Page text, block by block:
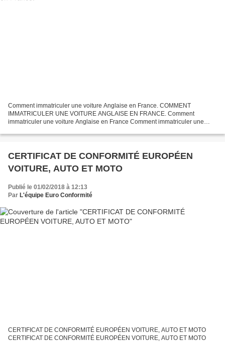
Comment immatriculer une voiture Anglaise en France. COMMENT
IMMATRICULER UNE VOITURE ANGLAISE EN FRANCE. Comment
immatriculer une voiture Anglaise en France Comment immatriculer une
CERTIFICAT DE CONFORMITÉ EUROPÉEN
VOITURE, AUTO ET MOTO
Publié le 01/02/2018 à 12:13
Par L'équipe Euro Conformité
CERTIFICAT DE CONFORMITÉ EUROPÉEN VOITURE, AUTO ET MOTO
CERTIFICAT DE CONFORMITÉ EUROPÉEN VOITURE, AUTO ET MOTO